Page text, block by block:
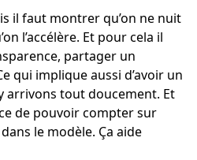
il faut montrer qu’on ne nuit
l’accélère. Et pour cela il
partager un
qui implique aussi d’avoir un
arrivons tout doucement. Et
de pouvoir compter sur
le modèle. Ça aide